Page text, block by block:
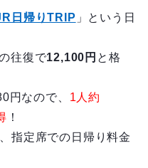
日帰りTRIP 」という日
往復で12,100円 と格
円なので、 1人約
！
指定席での日帰り料金